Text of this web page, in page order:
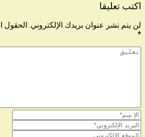
اكتب تعليقا
لن يتم نشر عنوان بريدك الإلكتروني. الحقول
*